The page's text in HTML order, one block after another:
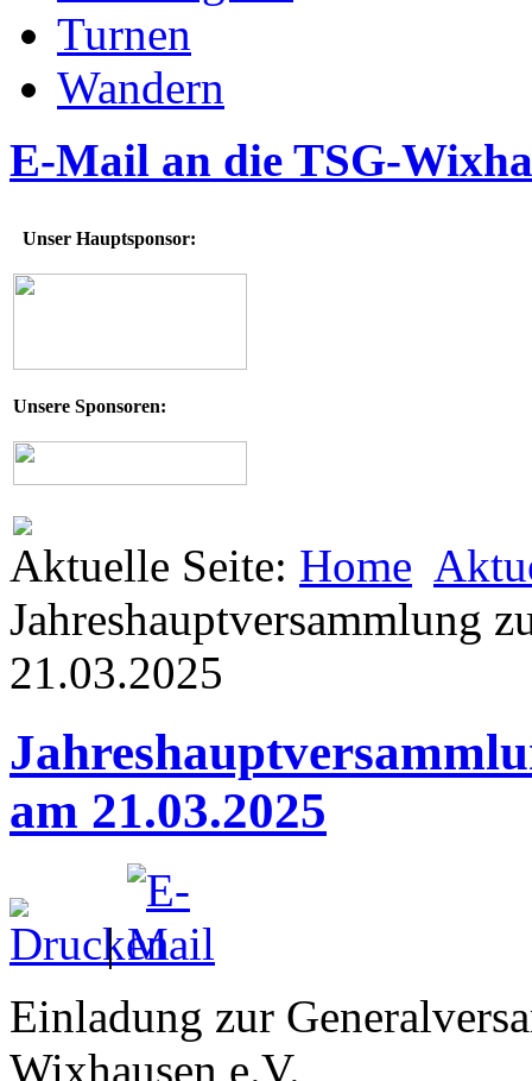
Turnen
Wandern
E-Mail an die TSG-
Unser Hauptsponsor:
Unsere Sponsoren:
Aktuelle Seite: Home
Jahreshauptversammlung
21.03.2025
am 21.03.2025
|
Einladung zur
Wixhausen e.V.